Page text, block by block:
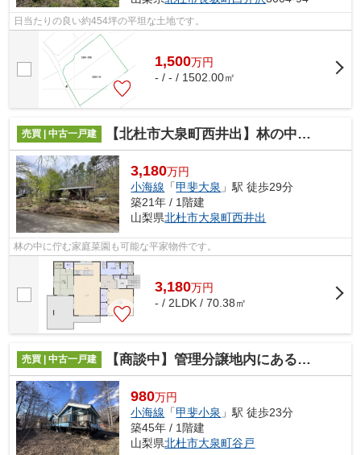
日当たりの良い約454坪の平坦な土地です。
1,500万円
- / - / 1502.00㎡
売買 | 中古一戸建 【北杜市大泉町西井出】林の中にある家庭菜園も可能な平家
3,180万円
小海線 「甲斐大泉 」駅 徒歩29分
築21年 / 1階建
山梨県北杜市大泉町西井出
林の中に佇む家庭菜園も可能な平家物件です。
3,180万円
- / 2LDK / 70.38㎡
売買 | 中古一戸建 【商談中】管理分譲地内にある２棟の平家建物
980万円
小海線 「甲斐小泉 」駅 徒歩23分
築45年 / 1階建
山梨県北杜市大泉町谷戸